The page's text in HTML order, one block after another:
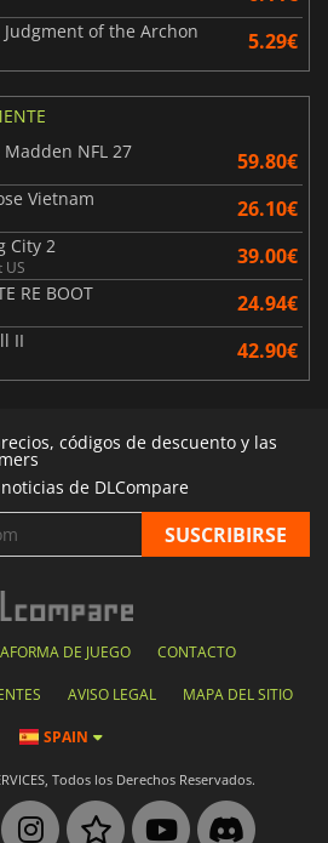
Judgment of the Archon 5.29€
Madden NFL 27
59.80€
Vietnam 26.10€
City 2
US 39.00€
RE BOOT 24.94€
II 42.90€
códigos de descuento y las
de DLCompare
DE JUEGO CONTACTO
AVISO LEGAL MAPA DEL SITIO
SPAIN
Todos los Derechos Reservados.